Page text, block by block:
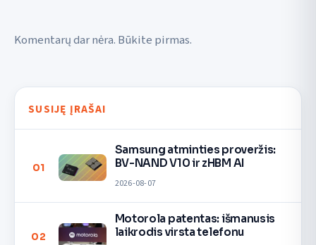
Komentarų dar nėra. Būkite pirmas.
SUSIJĘ ĮRAŠAI
01
Samsung atminties proveržis:
BV-NAND V10 ir zHBM AI
2026-08-07
02
Motorola patentas: išmanusis
laikrodis virsta telefonu